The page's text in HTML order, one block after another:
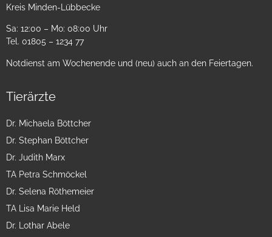
Kreis Minden-Lübbecke
Sa: 12:00 – Mo: 08:00 Uhr
Tel. 01805 – 1234 77
Notdienst am Wochenende und (neu) auch an den Feiertagen.
Tierärzte
Dr. Michaela Böttcher
Dr. Stephan Böttcher
Dr. Judith Marx
TA Petra Schmöckel
Dr. Selena Röthemeier
TA Lisa Marie Held
Dr. Lothar Abele